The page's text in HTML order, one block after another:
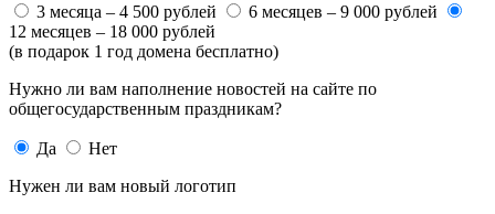
3 месяца – 4 500 рублей
6 месяцев – 9 000 рублей
12 месяцев – 18 000 рублей
(в подарок 1 год домена бесплатно)
Нужно ли вам наполнение новостей на сайте по
общегосударственным праздникам?
Да
Нет
Нужен ли вам новый логотип